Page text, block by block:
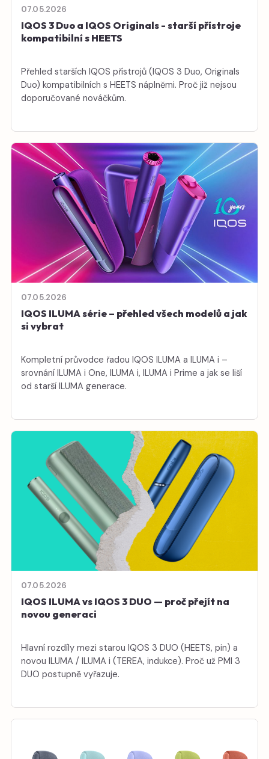
07.05.2026
IQOS 3 Duo a IQOS Originals - starší přístroje
kompatibilní s HEETS
Přehled starších IQOS přístrojů (IQOS 3 Duo, Originals
Duo) kompatibilních s HEETS náplněmi. Proč již nejsou
doporučované nováčkům.
07.05.2026
IQOS ILUMA série – přehled všech modelů a jak
si vybrat
Kompletní průvodce řadou IQOS ILUMA a ILUMA i –
srovnání ILUMA i One, ILUMA i, ILUMA i Prime a jak se liší
od starší ILUMA generace.
07.05.2026
IQOS ILUMA vs IQOS 3 DUO — proč přejít na
novou generaci
Hlavní rozdíly mezi starou IQOS 3 DUO (HEETS, pin) a
novou ILUMA / ILUMA i (TEREA, indukce). Proč už PMI 3
DUO postupně vyřazuje.